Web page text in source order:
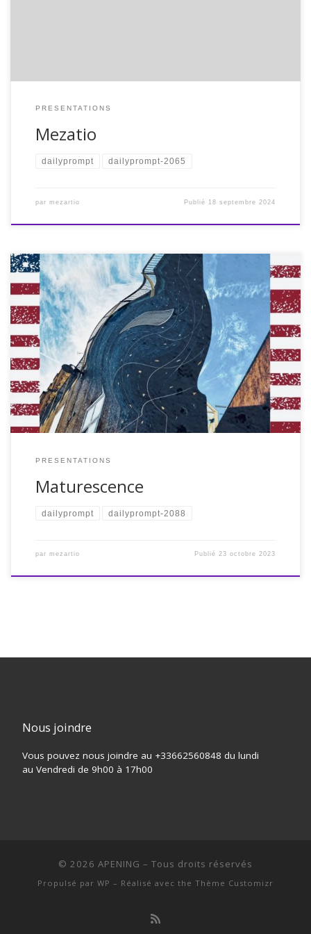
PRESENTATIONS
Mezatio
dailyprompt dailyprompt-2065
par mezartio Publié 18 septembre 2024
Quand vous êtes-vous senti(e) vraiment adulte pour la
première fois (le cas échéant) ? « Connais-toi toi-même »
Socrate, citoyen du monde Je n’ai pas un souvenir clair d’un
moment où je me serais senti vraiment adulte pour la
première fois. Tout ce que je sais, c’est que je suis très
critique vis […]
PRESENTATIONS
Maturescence
dailyprompt dailyprompt-2088
par mezartio Publié23 octobre 2023
Nous joindre
Vous pouvez nous joindre au +33662560848 du lundi
au Vendredi de 9h00 à 17h00
© 2026 APENING – Tous droits réservés
Propulsé par WP – Réalisé avec the Thème Customizr